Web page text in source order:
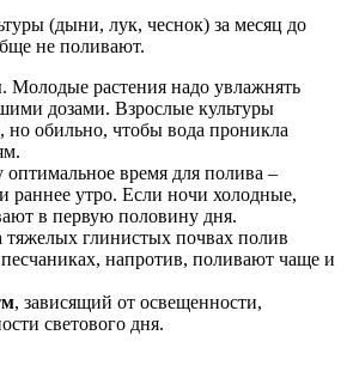
(дыни, лук, чеснок) за месяц до
не поливают.
. Молодые растения надо увлажнять
дозами. Взрослые культуры
но обильно, чтобы вода проникла
оптимальное время для полива –
раннее утро. Если ночи холодные,
в первую половину дня.
тяжелых глинистых почвах полив
напротив, поливают чаще и
, зависящий от освещенности,
светового дня.